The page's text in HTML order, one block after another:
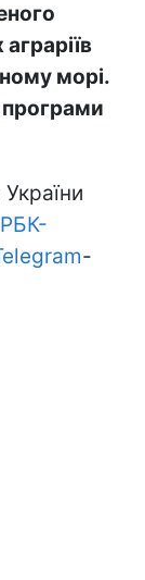
морі.
програми
РБК-
-